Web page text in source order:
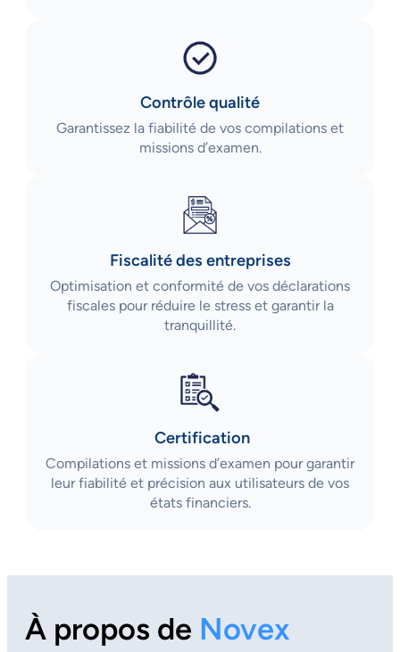
Contrôle qualité
Garantissez la fiabilité de vos compilations et
missions d’examen.
Fiscalité des entreprises
Optimisation et conformité de vos déclarations
fiscales pour réduire le stress et garantir la
tranquillité.
Certification
Compilations et missions d’examen pour garantir
leur fiabilité et précision aux utilisateurs de vos
états financiers.
À propos de Novex